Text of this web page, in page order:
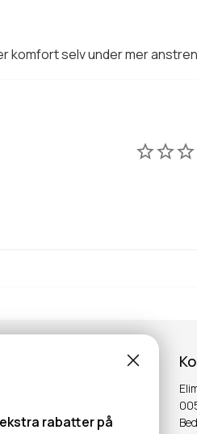
komfort selv under mer
ekstra rabatter på